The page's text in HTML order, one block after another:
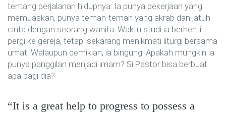
tentang perjalanan hidupnya. Ia punya pekerjaan yang
memuaskan, punya teman-teman yang akrab dan jatuh
cinta dengan seorang wanita. Waktu studi ia berhenti
pergi ke gereja, tetapi sekarang menikmati liturgi bersama
umat. Walaupun demikian, ia bingung. Apakah mungkin ia
punya panggilan menjadi imam? Si Pastor bisa berbuat
apa bagi dia?
It is a great help to progress to possess a